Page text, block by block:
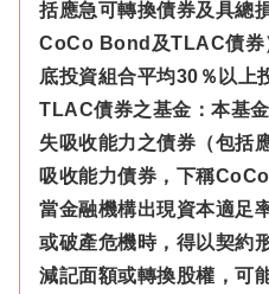
括應急可轉換債券及具總
CoCo Bond及TLAC債券
底投資組合平均30％以
TLAC債券之基金：本基
失吸收能力之債券（包括
吸收能力債券，下稱
當金融機構出現資本適足
或破產危機時，得以契約
減記面額或轉換股權，可